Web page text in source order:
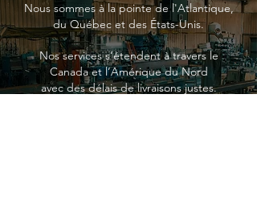
Nous sommes à la pointe de l'Atlantique,
du Québec et des États-Unis.
Nos services s’étendent à travers le
Canada et l’Amérique du Nord
avec des délais de livraisons justes.